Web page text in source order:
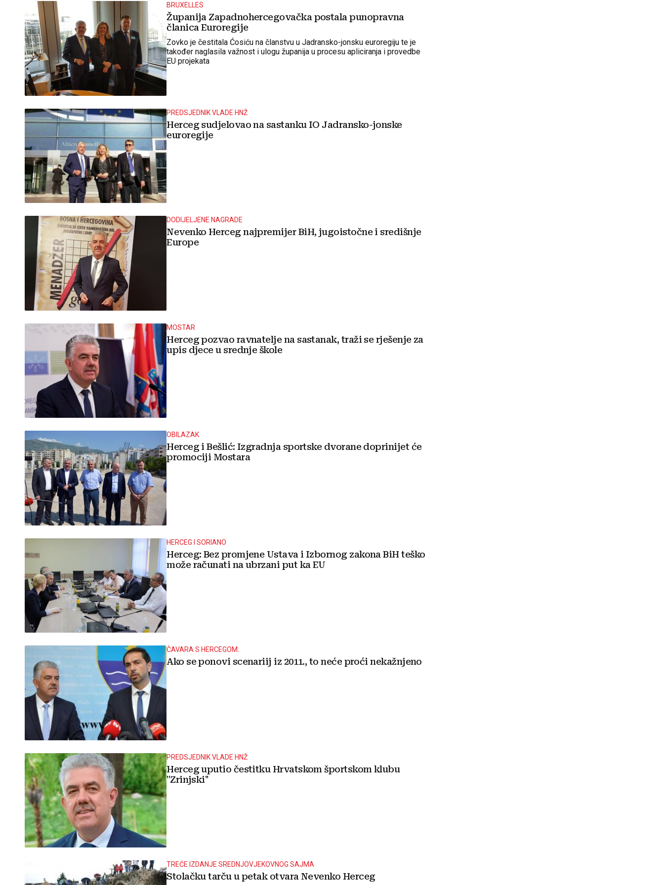
BRUXELLES
Županija Zapadnohercegovačka postala punopravna
članica Euroregije
Zovko je čestitala Ćosiću na članstvu u Jadransko-jonsku euroregiju te je
također naglasila važnost i ulogu županija u procesu apliciranja i provedbe
EU projekata
PREDSJEDNIK VLADE HNŽ
Herceg sudjelovao na sastanku IO Jadransko-jonske
euroregije
DODIJELJENE NAGRADE
Nevenko Herceg najpremijer BiH, jugoistočne i središnje
Europe
MOSTAR
Herceg pozvao ravnatelje na sastanak, traži se rješenje za
upis djece u srednje škole
OBILAZAK
Herceg i Bešlić: Izgradnja sportske dvorane doprinijet će
promociji Mostara
HERCEG I SORIANO
Herceg: Bez promjene Ustava i Izbornog zakona BiH teško
može računati na ubrzani put ka EU
ČAVARA S HERCEGOM:
Ako se ponovi scenariij iz 2011., to neće proći nekažnjeno
PREDSJEDNIK VLADE HNŽ
Herceg uputio čestitku Hrvatskom športskom klubu
''Zrinjski''
TREĆE IZDANJE SREDNJOVJEKOVNOG SAJMA
Stolačku tarču u petak otvara Nevenko Herceg